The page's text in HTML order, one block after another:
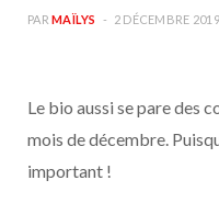
PAR MAÏLYS 2 DÉCEMBRE 2019
Le bio aussi se pare des
mois de décembre.
important !